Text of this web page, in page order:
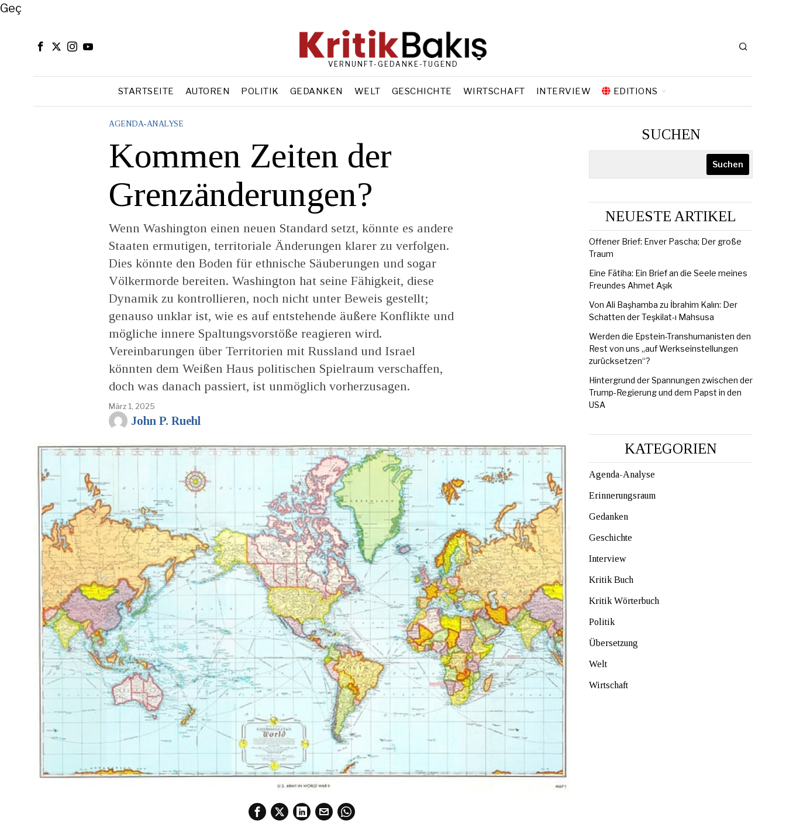
Close
Geç
VERNUNFT-GEDANKE-TUGEND
STARTSEITE AUTOREN POLITIK GEDANKEN WELT GESCHICHTE WIRTSCHAFT INTERVIEW EDITIONS
AGENDA-ANALYSE
Kommen Zeiten der
Grenzänderungen?
Wenn Washington einen neuen Standard setzt, könnte es andere
Staaten ermutigen, territoriale Änderungen klarer zu verfolgen.
Dies könnte den Boden für ethnische Säuberungen und sogar
Völkermorde bereiten. Washington hat seine Fähigkeit, diese
Dynamik zu kontrollieren, noch nicht unter Beweis gestellt;
genauso unklar ist, wie es auf entstehende äußere Konflikte und
mögliche innere Spaltungsvorstöße reagieren wird.
Vereinbarungen über Territorien mit Russland und Israel
könnten dem Weißen Haus politischen Spielraum verschaffen,
doch was danach passiert, ist unmöglich vorherzusagen.
März 1, 2025
John P. Ruehl
SUCHEN
Suchen
NEUESTE ARTIKEL
Offener Brief: Enver Pascha; Der große
Traum
Eine Fātiha: Ein Brief an die Seele meines
Freundes Ahmet Aşık
Von Ali Başhamba zu İbrahim Kalın: Der
Schatten der Teşkilat-ı Mahsusa
Werden die Epstein-Transhumanisten den
Rest von uns „auf Werkseinstellungen
zurücksetzen“?
Hintergrund der Spannungen zwischen der
Trump-Regierung und dem Papst in den
USA
KATEGORIEN
Agenda-Analyse
Erinnerungsraum
Gedanken
Geschichte
Interview
Kritik Buch
Kritik Wörterbuch
Politik
Übersetzung
Welt
Wirtschaft